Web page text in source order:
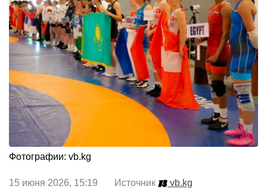
Фотографии: vb.kg
15 июня 2026, 15:19 Источник
vb.kg